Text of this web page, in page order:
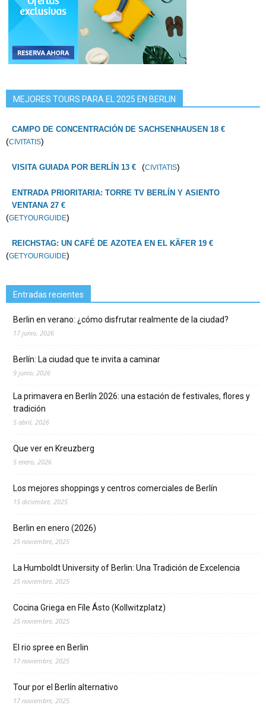
MEJORES TOURS PARA EL 2025 EN BERLIN
CAMPO DE CONCENTRACIÓN DE SACHSENHAUSEN 18 €
(CIVITATIS)
VISITA GUIADA POR BERLÍN 13 € (CIVITATIS)
ENTRADA PRIORITARIA: TORRE TV BERLÍN Y ASIENTO
VENTANA 27 €
(GETYOURGUIDE)
REICHSTAG: UN CAFÉ DE AZOTEA EN EL KÄFER 19 €
(GETYOURGUIDE)
Entradas recientes
Berlin en verano: ¿cómo disfrutar realmente de la ciudad?
17 junio, 2026
Berlín: La ciudad que te invita a caminar
9 junio, 2026
La primavera en Berlín 2026: una estación de festivales, flores y
tradición
5 abril, 2026
Que ver en Kreuzberg
5 enero, 2026
Los mejores shoppings y centros comerciales de Berlín
15 diciembre, 2025
Berlin en enero (2026)
25 noviembre, 2025
La Humboldt University of Berlin: Una Tradición de Excelencia
25 noviembre, 2025
Cocina Griega en Fíle Ásto (Kollwitzplatz)
25 noviembre, 2025
El rio spree en Berlin
17 noviembre, 2025
Tour por el Berlín alternativo
17 noviembre, 2025